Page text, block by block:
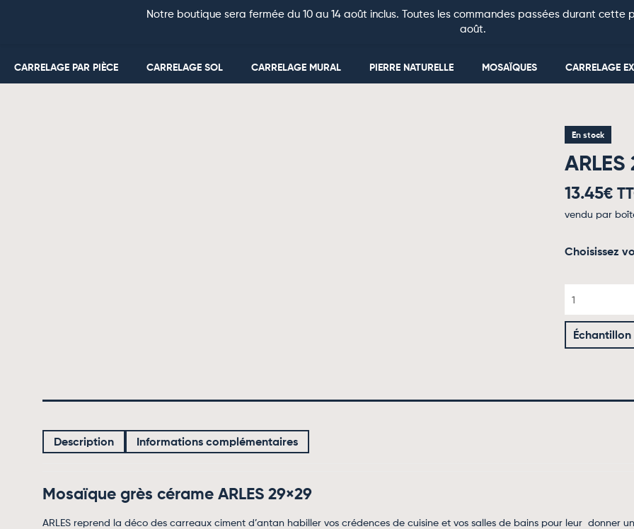
CARRELAGE PAR PIÈCE CARRELAGE SOL CARRELAGE MURAL PIERRE NATURELLE MOSAÏQUES CARRELAGE
En stock
ARLES
13.45€
vendu par
Choisissez
Description Informations complémentaires
Mosaïque grès cérame ARLES 29×29
ARLES reprend la déco des carreaux ciment d’antan habiller vos crédences de cuisine et vos salles de bains pour leur donner
Notre boutique sera fermée du 10 au 14 août inclus. Toutes les commandes passées durant
août.